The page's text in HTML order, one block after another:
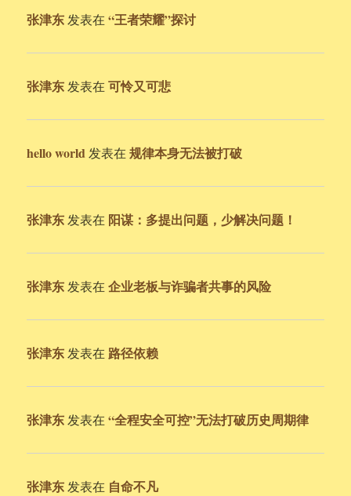
张津东 发表在“王者荣耀”探讨
张津东 发表在可怜又可悲
hello world 发表在规律本身无法被打破
张津东 发表在 阳谋：多提出问题，少解决问题！
张津东 发表在企业老板与诈骗者共事的风险
张津东 发表在 路径依赖
张津东 发表在“全程安全可控”无法打破历史周期律
张津东 发表在 自命不凡